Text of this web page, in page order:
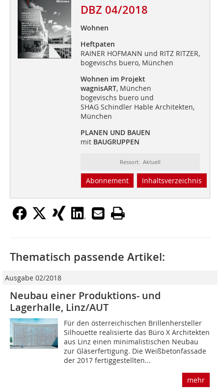
DBZ 04/2018
Wohnen
Heftpaten
RAINER HOFMANN und RITZ RITZER,
bogevischs buero, München
Wohnen im Projekt
wagnisART, München
bogevischs buero und
SHAG Schindler Hable Architekten,
München
PLANEN UND BAUEN
mit BAUGRUPPEN
Ressort: Aktuell
Abonnement Inhaltsverzeichnis
Thematisch passende Artikel:
Ausgabe 02/2018
Neubau einer Produktions- und
Lagerhalle, Linz/AUT
Für den österreichischen Brillenhersteller
Silhouette realisierte das Büro X Architekten
aus Linz einen minimalistischen Neubau
zur Gläserfertigung. Die Weißbetonfassade
der 2017 fertiggestellten...
mehr